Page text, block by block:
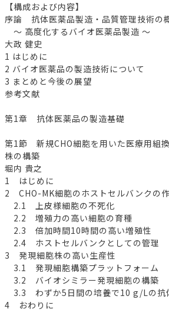
【構成および内容】
序論 抗体医薬品製造・品質管理技術の
～ 高度化するバイオ医薬品製造 ～
大政 健史
1 はじめに
2 バイオ医薬品の製造技術について
3 まとめと今後の展望
参考文献
第1章 抗体医薬品の製造基礎
第1節 新規CHO細胞を用いた医療用組
株の構築
堀内 貴之
1 はじめに
2 CHO-MK細胞のホストセルバンクの
2.1 上皮様細胞の不死化
2.2 増殖力の高い細胞の育種
2.3 倍加時間10時間の高い増殖性
2.4 ホストセルバンクとしての管理
3 発現細胞株の高い生産性
3.1 発現細胞構築プラットフォーム
3.2 バイオシミラー発現細胞の構築
3.3 わずか5日間の培養で10 g/Lの抗
4 おわりに